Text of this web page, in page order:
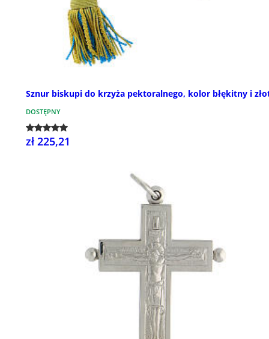
Sznur biskupi do krzyża pektoralnego, kolor błękitny i
DOSTĘPNY
zł 225,21